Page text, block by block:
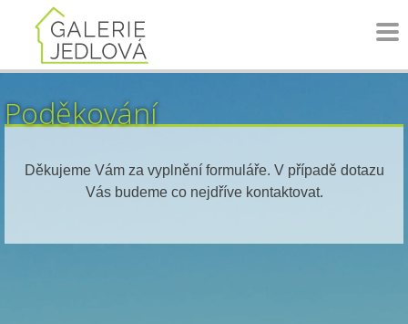
Poděkování
Děkujeme Vám za vyplnění formuláře. V případě dotazu
Vás budeme co nejdříve kontaktovat.